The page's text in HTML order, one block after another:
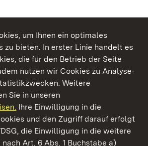
um Ihnen ein optimales
zu bieten. In erster Linie handelt es
die für den Betrieb der Seite
nutzen wir Cookies zu Analyse-
Weitere
Sie in unseren
Ihre Einwilligung in die
und den Zugriff darauf erfolgt
die Einwilligung in die weitere
Art. 6 Abs. 1 Buchstabe a)
Genießen.
Gärten Baden‑Württemberg
und Gärten Baden-Württemberg